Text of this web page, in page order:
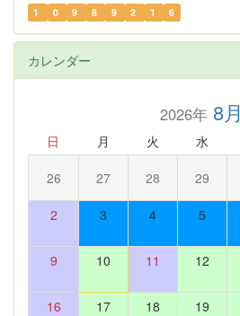
1 0 9 8 9 2 1 6
カレンダー
2026年8月
日 月 火 水
26 27 28 29
2 3 4 5
9 10 11 12
16 17 18 19